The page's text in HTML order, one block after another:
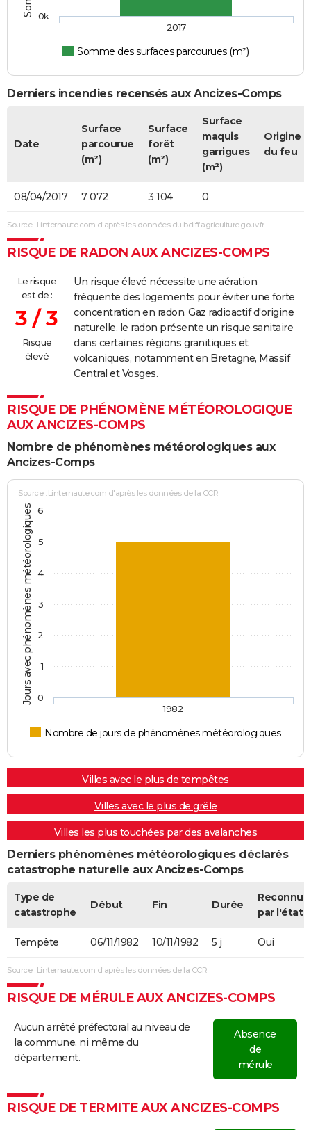
Somme des surfaces parcourues (m²)
2017
0k
Derniers incendies recensés aux Ancizes-Comps
Date
Surface
parcourue
(m²)
Surface
forêt
(m²)
Surface
maquis
garrigues
(m²)
Origine
du feu
08/04/2017 7 072 3 104 0
Source : Linternaute.com d'après les données du bdiff.agriculture.gouv.fr
RISQUE DE RADON AUX ANCIZES-COMPS
Le risque
est de :
3 / 3
Risque
élevé
Un risque élevé nécessite une aération
fréquente des logements pour éviter une forte
concentration en radon. Gaz radioactif d'origine
naturelle, le radon présente un risque sanitaire
dans certaines régions granitiques et
volcaniques, notamment en Bretagne, Massif
Central et Vosges.
RISQUE DE PHÉNOMÈNE MÉTÉOROLOGIQUE
AUX ANCIZES-COMPS
Nombre de phénomènes météorologiques aux
Ancizes-Comps
Jours avec phénomènes météorologiques
Source : Linternaute.com d'après les données de la CCR
Nombre de jours de phénomènes météorologiques
1982
0
1
2
3
4
5
6
Villes avec le plus de tempêtes
Villes avec le plus de grêle
Villes les plus touchées par des avalanches
Derniers phénomènes météorologiques déclarés
catastrophe naturelle aux Ancizes-Comps
Type de
catastrophe
Début Fin Durée
Reconnue
par l'état
Tempête 06/11/1982 10/11/1982 5 j Oui
Source : Linternaute.com d'après les données de la CCR
RISQUE DE MÉRULE AUX ANCIZES-COMPS
Aucun arrêté préfectoral au niveau de
la commune, ni même du
département.
Absence
de
mérule
RISQUE DE TERMITE AUX ANCIZES-COMPS